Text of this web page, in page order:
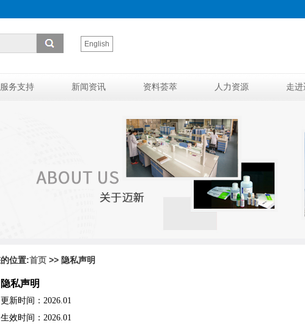
English
服务支持 新闻资讯 资料荟萃 人力资源 走
位置:首页 >> 隐私声明
隐私声明
更新时间： 2026.01
生效时间： 2026.01